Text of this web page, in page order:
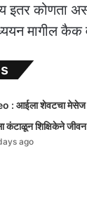
इतर कोणता
मागील
: आईला शेवटचा मेसेज !
कंटाळून शिक्षिकेने
ago